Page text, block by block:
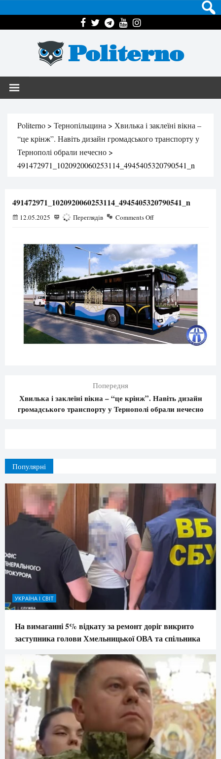
Politerno
Politerno > Тернопільщина > Хвилька і заклеїні вікна –
“це крінж”. Навіть дизайн громадського транспорту у
Тернополі обрали нечесно >
491472971_1020920060253114_4945405320790541_n
491472971_1020920060253114_4945405320790541_n
12.05.2025 136 Переглядів Comments Off
Попередня
Хвилька і заклеїні вікна – “це крінж”. Навіть дизайн
громадського транспорту у Тернополі обрали нечесно
Популярні
УКРАЇНА І СВІТ
На вимаганні 5% відкату за ремонт доріг викрито
заступника голови Хмельницької ОВА та спільника